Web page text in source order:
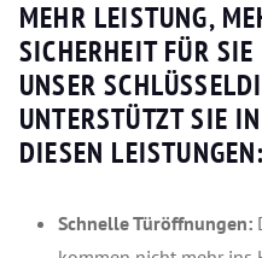
MEHR LEISTUNG,
SICHERHEIT FÜR
UNSER
UNTERSTÜTZT SIE
DIESEN LEISTUNGEN:
Schnelle Türöffnungen: